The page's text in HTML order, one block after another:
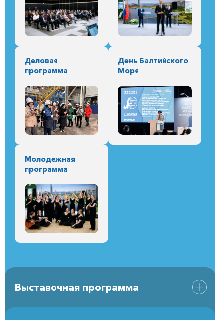
Деловая
программа
День Балтийского
Моря
Молодежная
программа
Выставочная программа